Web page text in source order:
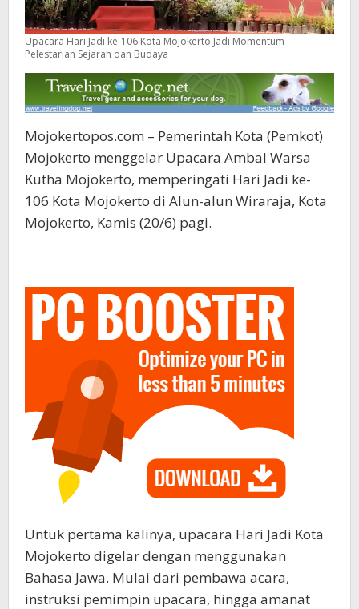
Upacara Hari Jadi ke-106 Kota Mojokerto Jadi Momentum
Pelestarian Sejarah dan Budaya
Mojokertopos.com – Pemerintah Kota (Pemkot)
Mojokerto menggelar Upacara Ambal Warsa
Kutha Mojokerto, memperingati Hari Jadi ke-
106 Kota Mojokerto di Alun-alun Wiraraja, Kota
Mojokerto, Kamis (20/6) pagi.
Untuk pertama kalinya, upacara Hari Jadi Kota
Mojokerto digelar dengan menggunakan
Bahasa Jawa. Mulai dari pembawa acara,
instruksi pemimpin upacara, hingga amanat